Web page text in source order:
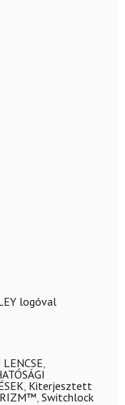
logóval
LENCSE,
, Kiterjesztett
, Switchlock